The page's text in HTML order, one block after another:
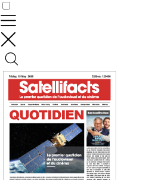
Contrôler vos données